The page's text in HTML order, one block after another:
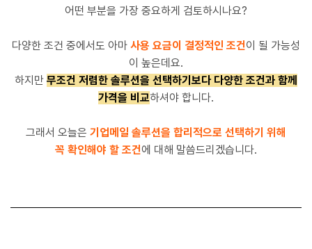
어떤 부분을 가장 중요하게 검토하시나요?
다양한 조건 중에서도 아마 사용 요금이 결정적인 조건이 될 가능성
이 높은데요.
하지만 무조건 저렴한 솔루션을 선택하기보다 다양한 조건과 함께
가격을 비교하셔야 합니다.
그래서 오늘은 기업메일 솔루션을 합리적으로 선택하기 위해
꼭 확인해야 할 조건에 대해 말씀드리겠습니다.